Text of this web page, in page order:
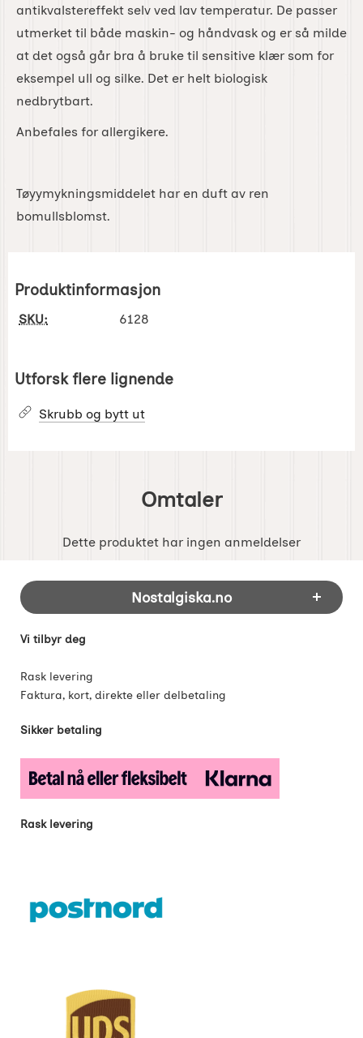
antikvalstereffekt selv ved lav temperatur. De passer
utmerket til både maskin- og håndvask og er så milde
at det også går bra å bruke til sensitive klær som for
eksempel ull og silke. Det er helt biologisk
nedbrytbart.
Anbefales for allergikere.
Tøyymykningsmiddelet har en duft av ren
bomullsblomst.
Produktinformasjon
SKU: 6128
Utforsk flere lignende
Skrubb og bytt ut
Omtaler
Dette produktet har ingen anmeldelser
Footer-innhold Blandet informasjon og
Nostalgiska.no
Vi tilbyr deg
Rask levering
Faktura, kort, direkte eller delbetaling
Sikker betaling
Rask levering